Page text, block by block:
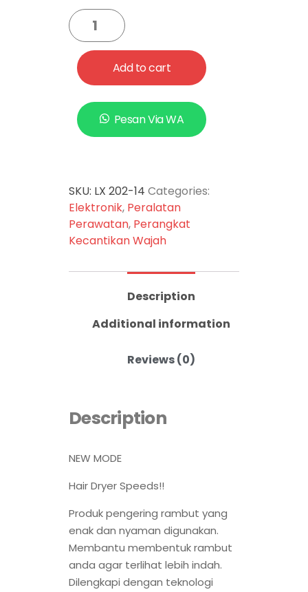
pengering rambut ini dapat
diatur sesuai dengan
kebutuhan sehari hari.
Add to cart
Pesan Via WA
SKU: LX 202-14 Categories:
Elektronik, Peralatan
Perawatan, Perangkat
Kecantikan Wajah
Description
Additional information
Reviews (0)
Description
NEW MODE
Hair Dryer Speeds!!
Produk pengering rambut yang
enak dan nyaman digunakan.
Membantu membentuk rambut
anda agar terlihat lebih indah.
Dilengkapi dengan teknologi